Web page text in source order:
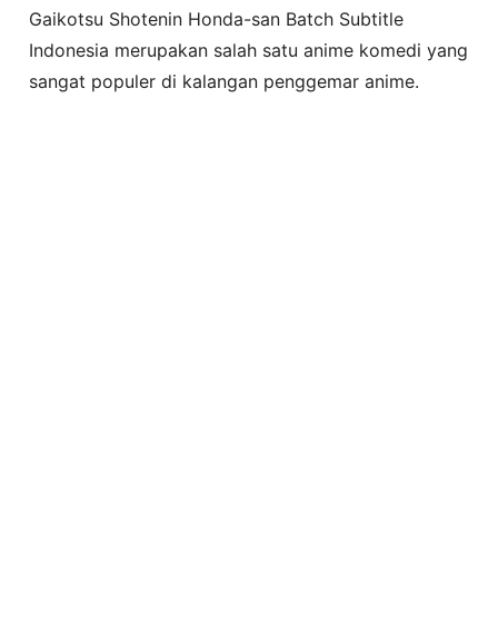
Gaikotsu Shotenin Honda-san Batch Subtitle
Indonesia merupakan salah satu anime komedi yang
sangat populer di kalangan penggemar anime.